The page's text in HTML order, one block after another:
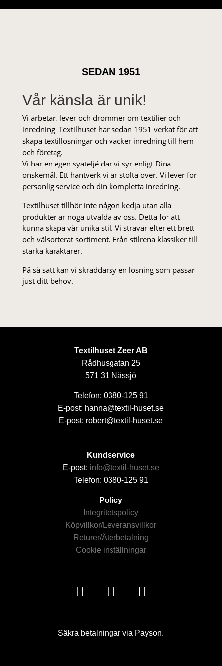
SEDAN 1951
Vår känsla är unik!
Vi arbetar, lever och drömmer om textilier och
inredning. Textilhuset har sedan 1951 verkat för att
skapa textillösningar och vacker inredning till hem
och företag.
Vi har en egen syateljé där vi syr enligt Dina
önskemål. Ett hantverk vi är stolta över. Vi lever för
personlig service och din kompletta inredning.
Textilhuset tillhör inte någon kedja utan alla
produkter är noga utvalda av oss. Detta för att
kunna skapa vår unika stil. Vi strä­var efter ett brett
och välsorterat sor­ti­ment. Från stil­rena klas­siker till
starka karaktärer.
På så sätt kan vi skräddarsy en lösning som passar
just ditt behov.
Textilhuset Zeer AB
Rådhusgatan 25
571 31 Nässjö
Telefon: 0380-125 91
E-post: hanna@textil-huset.se
E-post: robert@textil-huset.se
Kundservice
E-post: info@textil-huset.se
Telefon: 0380-125 91
Policy
Integritetspolicy
Köpvillkor/Leveransvillkor
Returer/Återbetalning
Cookie inställningar
Säkra betalningar via Payson.